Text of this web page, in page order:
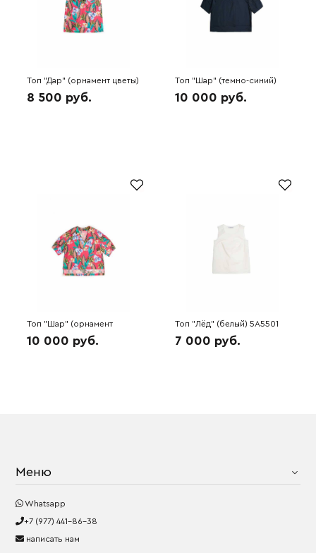
Топ "Дар" (орнамент цветы)
5A5624
8 500 руб.
Топ "Шар" (темно-синий)
5A5615
10 000 руб.
Топ "Шар" (орнамент
цветы) 5A5614
10 000 руб.
Топ "Лёд" (белый) 5A5501
7 000 руб.
Меню
Whatsapp
+7 (977) 441-86-38
написать нам